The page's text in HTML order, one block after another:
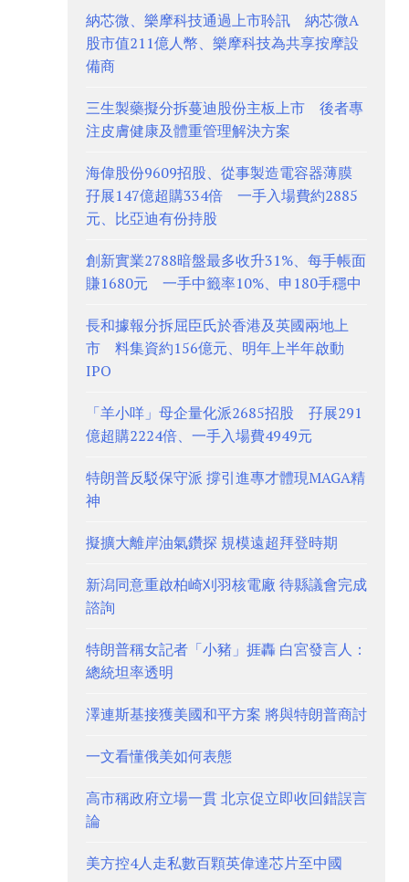
納芯微、樂摩科技通過上市聆訊 納芯微A
股市值211億人幣、樂摩科技為共享按摩設
備商
三生製藥擬分拆蔓迪股份主板上市 後者專
注皮膚健康及體重管理解決方案
海偉股份9609招股、從事製造電容器薄膜
孖展147億超購334倍 一手入場費約2885
元、比亞迪有份持股
創新實業2788暗盤最多收升31%、每手帳面
賺1680元 一手中籤率10%、申180手穩中
長和據報分拆屈臣氏於香港及英國兩地上
市 料集資約156億元、明年上半年啟動
IPO
「羊小咩」母企量化派2685招股 孖展291
億超購2224倍、一手入場費4949元
特朗普反駁保守派 撐引進專才體現MAGA精
神
擬擴大離岸油氣鑽探 規模遠超拜登時期
新潟同意重啟柏崎刈羽核電廠 待縣議會完成
諮詢
特朗普稱女記者「小豬」捱轟 白宮發言人：
總統坦率透明
澤連斯基接獲美國和平方案 將與特朗普商討
一文看懂俄美如何表態
高市稱政府立場一貫 北京促立即收回錯誤言
論
美方控4人走私數百顆英偉達芯片至中國